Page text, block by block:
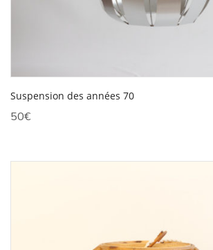
Suspension des années 70
50€